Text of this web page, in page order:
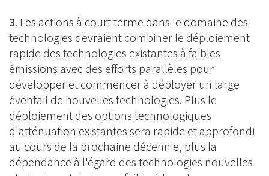
3. Les actions à court terme dans le domaine des
technologies devraient combiner le déploiement
rapide des technologies existantes à faibles
émissions avec des efforts parallèles pour
développer et commencer à déployer un large
éventail de nouvelles technologies. Plus le
déploiement des options technologiques
d'atténuation existantes sera rapide et approfondi
au cours de la prochaine décennie, plus la
dépendance à l'égard des technologies nouvelles